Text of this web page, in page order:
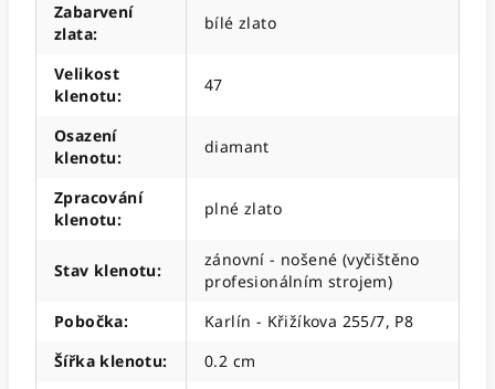
Zabarvení
zlata:
bílé zlato
Velikost
klenotu:
47
Osazení
klenotu:
diamant
Zpracování
klenotu:
plné zlato
Stav klenotu:
zánovní - nošené (vyčištěno
profesionálním strojem)
Pobočka:
Karlín - Křižíkova 255/7, P8
Šířka klenotu:
0.2 cm